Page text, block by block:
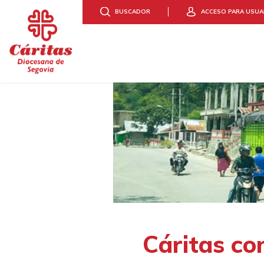
BUSCADOR ACCESO PARA
ACCIÓN SOCIAL
DONA
Cáritas